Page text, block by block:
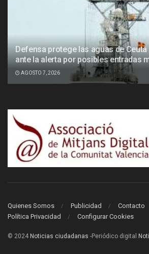
Defensa protege las aguas de
ante la alerta por posibles entradas
AGOSTO 7, 2026
Quienes Somos Publicidad Contacto
Política Privacidad
Configurar Cookies
© 2024 Noticias ciudadanas -Periódico digital